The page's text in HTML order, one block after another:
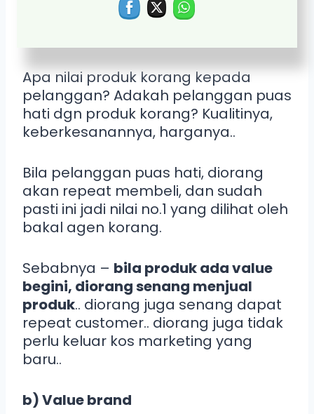
Apa nilai produk korang kepada
pelanggan? Adakah pelanggan puas
hati dgn produk korang? Kualitinya,
keberkesanannya, harganya..
Bila pelanggan puas hati, diorang
akan repeat membeli, dan sudah
pasti ini jadi nilai no.1 yang dilihat oleh
bakal agen korang.
Sebabnya – bila produk ada value
begini, diorang senang menjual
produk.. diorang juga senang dapat
repeat customer.. diorang juga tidak
perlu keluar kos marketing yang
baru..
b) Value brand